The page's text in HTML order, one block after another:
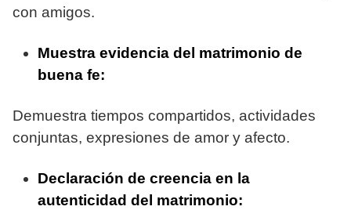
con amigos.
Muestra evidencia del matrimonio de
buena fe:
Demuestra tiempos compartidos, actividades
conjuntas, expresiones de amor y afecto.
Declaración de creencia en la
autenticidad del matrimonio: